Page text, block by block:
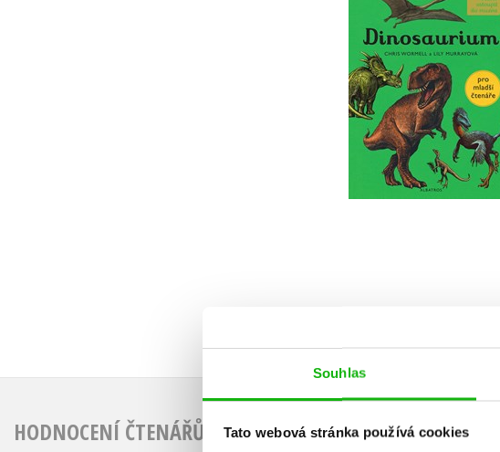
Souhlas
Tato webová stránka používá cookies
Dinosaurium - pro
mladší čtenáře
Lily Murrayová
Do košíku
299 Kč
239 Kč
HODNOCENÍ ČTENÁŘŮ